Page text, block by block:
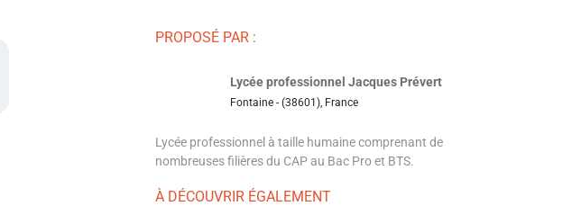
PROPOSÉ PAR :
Lycée professionnel Jacques Prévert
Fontaine - (38601), France
Lycée professionnel à taille humaine comprenant de
nombreuses filières du CAP au Bac Pro et BTS.
À DÉCOUVRIR ÉGALEMENT